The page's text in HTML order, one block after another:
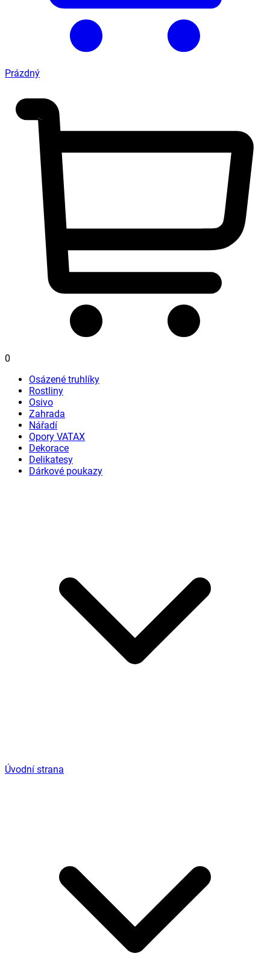
Prázdný
0
Osázené truhlíky
Rostliny
Osivo
Zahrada
Nářadí
Opory VATAX
Dekorace
Delikatesy
Dárkové poukazy
Úvodní strana